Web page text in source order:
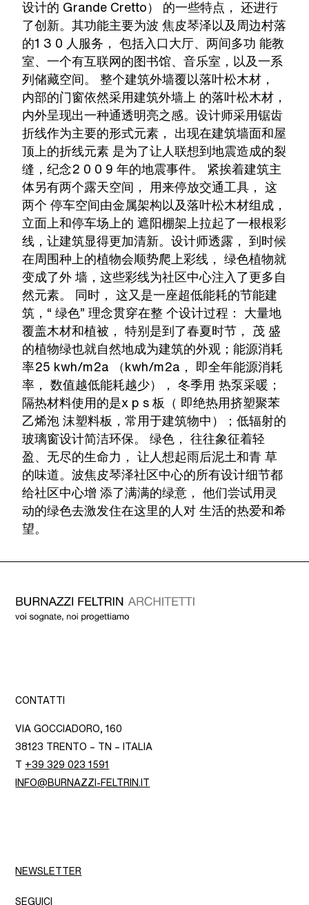
设计的 Grande Cretto） 的一些特点， 还进行
了创新。其功能主要为波 焦皮琴泽以及周边村落
的1 3 0 人服务， 包括入口大厅、两间多功 能教
室、一个有互联网的图书馆、音乐室，以及一系
列储藏空间。 整个建筑外墙覆以落叶松木材，
内部的门窗依然采用建筑外墙上 的落叶松木材，
内外呈现出一种通透明亮之感。设计师采用锯齿
折线作为主要的形式元素， 出现在建筑墙面和屋
顶上的折线元素 是为了让人联想到地震造成的裂
缝，纪念2 0 0 9 年的地震事件。 紧挨着建筑主
体另有两个露天空间， 用来停放交通工具， 这
两个 停车空间由金属架构以及落叶松木材组成，
立面上和停车场上的 遮阳棚架上拉起了一根根彩
线，让建筑显得更加清新。设计师透露， 到时候
在周围种上的植物会顺势爬上彩线， 绿色植物就
变成了外 墙，这些彩线为社区中心注入了更多自
然元素。 同时， 这又是一座超低能耗的节能建
筑，“ 绿色” 理念贯穿在整 个设计过程： 大量地
覆盖木材和植被， 特别是到了春夏时节， 茂 盛
的植物绿也就自然地成为建筑的外观；能源消耗
率25 kwh/m2a （kwh/m2a， 即全年能源消耗
率， 数值越低能耗越少）， 冬季用 热泵采暖；
隔热材料使用的是x p s 板（ 即绝热用挤塑聚苯
乙烯泡 沫塑料板，常用于建筑物中）；低辐射的
玻璃窗设计简洁环保。 绿色， 往往象征着轻
盈、无尽的生命力， 让人想起雨后泥土和青 草
的味道。波焦皮琴泽社区中心的所有设计细节都
给社区中心增 添了满满的绿意， 他们尝试用灵
动的绿色去激发住在这里的人对 生活的热爱和希
望。
CONTATTI
VIA GOCCIADORO, 160
38123 TRENTO – TN – ITALIA
T +39 329 023 1591
INFO@BURNAZZI-FELTRIN.IT
NEWSLETTER
SEGUICI